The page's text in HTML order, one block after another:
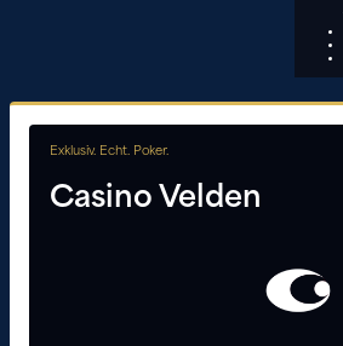
Exklusiv. Echt. Poker.
Casino Velden